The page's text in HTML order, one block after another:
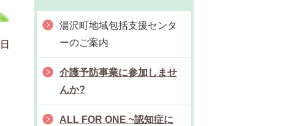
湯沢町地域包括支援センタ
ーのご案内
介護予防事業に参加しませ
んか?
ALL FOR ONE ~認知症に